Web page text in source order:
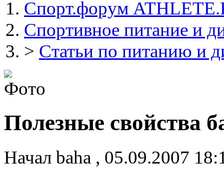
Спорт.форум
Спортивное питание и
> Статьи по питанию и
Полезные свойства
Начал baha , 05.09.2007